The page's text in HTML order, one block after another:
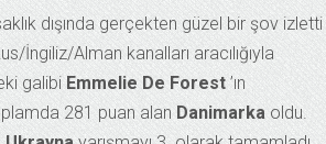
dışında gerçekten güzel bir şov izletti
İngiliz/Alman kanalları aracılığıyla
galibi Emmelie De Forest ’ın
281 puan alan Danimarka oldu.